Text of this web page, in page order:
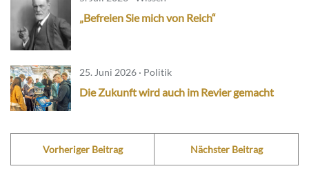
„Befreien Sie mich von Reich“
25. Juni 2026 · Politik
Die Zukunft wird auch im Revier gemacht
Vorheriger Beitrag Nächster Beitrag